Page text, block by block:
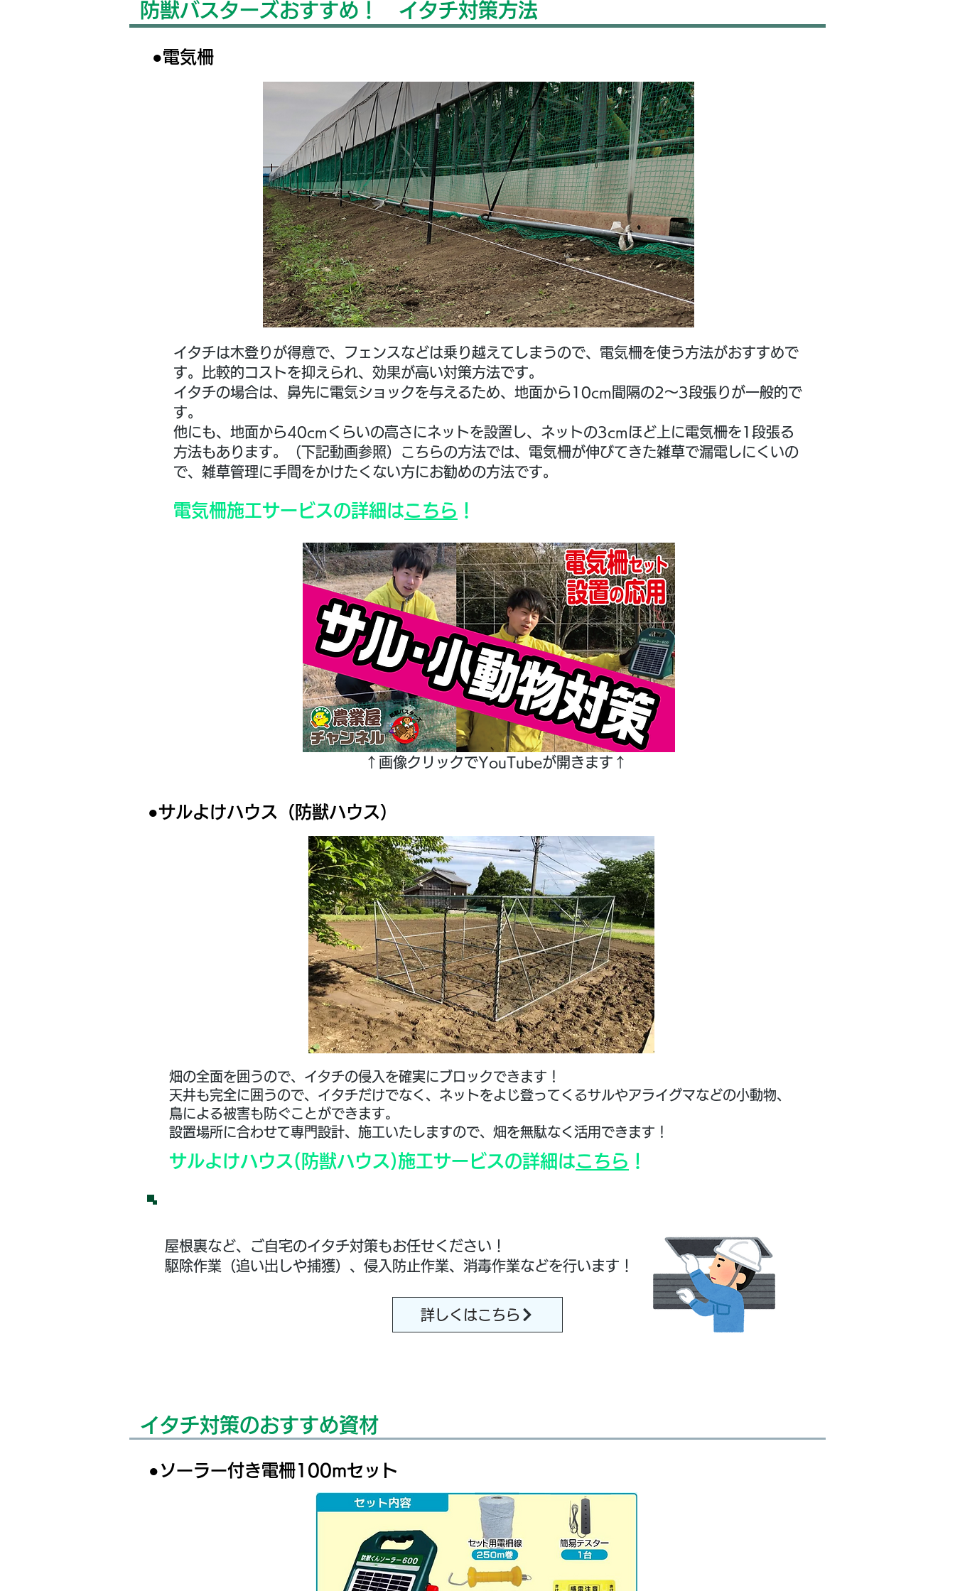
​防獣バスターズおすすめ！ イタチ対策方法
●電気柵
イタチは木登りが得意で、フェンスなどは乗り越えてしまうので、電気柵を使う方法がおすすめで
す。比較的コストを抑えられ、効果が高い対策方法です。
イタチの場合は、鼻先に電気ショックを与えるため、地面から10cm間隔の2～3段張りが一般的で
す。
他にも、地面から40cmくらいの高さにネットを設置し、ネットの3cmほど上に電気柵を1段張る
方法もあります。​（下記動画参照）こちらの方法では、電気柵が伸びてきた雑草で漏電しにくいの
で、雑草管理に手間をかけたくない方にお勧めの方法です。
電気柵施工サービスの詳細はこちら ！
↑画像クリックでYouTubeが開きます↑
●サルよけハウス（防獣ハウス）
畑の全面を囲うので、イタチの侵入を確実にブロックできます！
天井も完全に囲うので、​イタチだけでなく、ネットをよじ登ってくるサルやアライグマなどの小動物、
鳥による被害も防ぐことができます。
​設置場所に合わせて専門設計、施工いたしますので、畑を無駄なく活用できます！
サルよけハウス(防獣ハウス)施工サービスの詳細はこちら ！
屋根裏など、ご自宅のイタチ対策もお任せください！
駆除作業（追い出しや捕獲）、侵入防止作業、消毒作業などを行います！​​
詳しくはこちら
イタチ対策のおすすめ資材
●ソーラー付き電柵100mセット